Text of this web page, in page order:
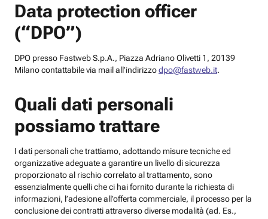
Data protection officer
(“DPO”)
DPO presso Fastweb S.p.A., Piazza Adriano Olivetti 1, 20139
Milano contattabile via mail all’indirizzodpo@fastweb.it.
Quali dati personali
possiamo trattare
I dati personali che trattiamo, adottando misure tecniche ed
organizzative adeguate a garantire un livello di sicurezza
proporzionato al rischio correlato al trattamento, sono
essenzialmente quelli che ci hai fornito durante la richiesta di
informazioni, l’adesione all’offerta commerciale, il processo per la
conclusione dei contratti attraverso diverse modalità (ad. Es.,